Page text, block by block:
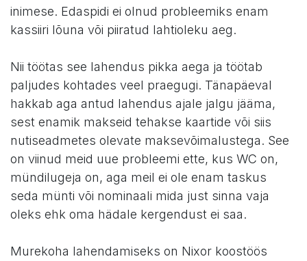
inimese. Edaspidi ei olnud probleemiks enam
kassiiri lõuna või piiratud lahtioleku aeg.
Nii töötas see lahendus pikka aega ja töötab
paljudes kohtades veel praegugi. Tänapäeval
hakkab aga antud lahendus ajale jalgu jääma,
sest enamik makseid tehakse kaartide või siis
nutiseadmetes olevate maksevõimalustega. See
on viinud meid uue probleemi ette, kus WC on,
mündilugeja on, aga meil ei ole enam taskus
seda münti või nominaali mida just sinna vaja
oleks ehk oma hädale kergendust ei saa.
Murekoha lahendamiseks on Nixor koostöös